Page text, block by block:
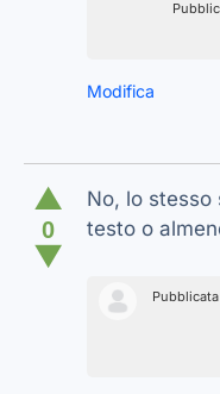
Modifica
▲
0
▼
No, lo stesso
testo o